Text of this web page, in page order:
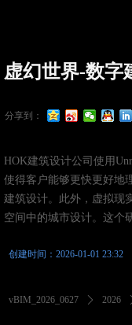
虚幻世界-数字
vBIM_2026_0627 ꄲ 2026
HOK建筑设计公司使用
使得客户能够更快更好地
建筑设计。此外，虚拟现
空间中的城市设计。这个
创建时间： 2026-01-01 23:32
分享到：